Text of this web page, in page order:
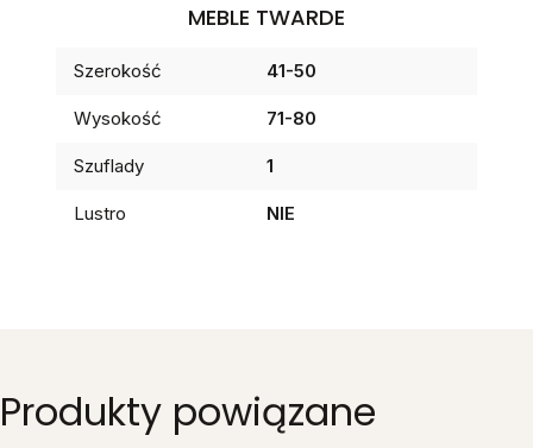
MEBLE TWARDE
Szerokość 41-50
Wysokość 71-80
Szuflady 1
Lustro NIE
Produkty powiązane